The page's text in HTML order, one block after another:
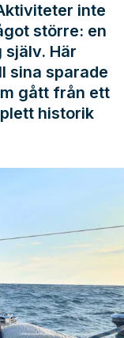
inte
större: en
Här
sina sparade
gått från ett
historik